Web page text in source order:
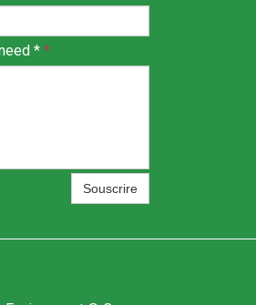
* *
Souscrire